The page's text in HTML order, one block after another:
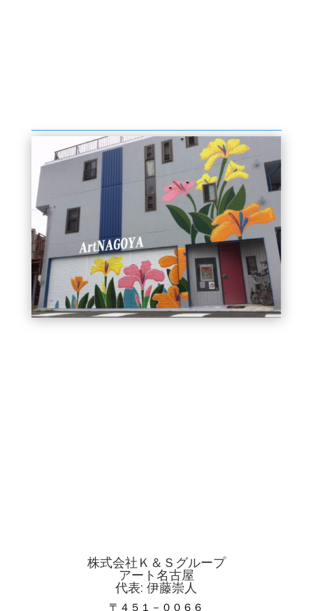
株式会社Ｋ＆Ｓグループ
アート名古屋
代表: 伊藤崇人
〒４５１－００６６